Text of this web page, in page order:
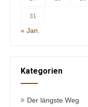
31
« Jan.
Kategorien
Der längste Weg